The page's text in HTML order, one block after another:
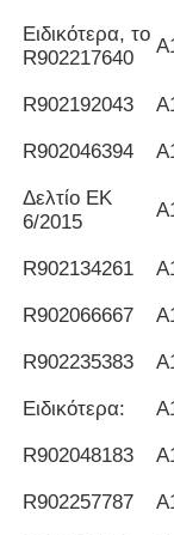
Ειδικότερα, το
R902217640
R902192043
R902046394
Δελτίο ΕΚ
6/2015
R902134261
R902066667
R902235383
Ειδικότερα:
R902048183
R902257787